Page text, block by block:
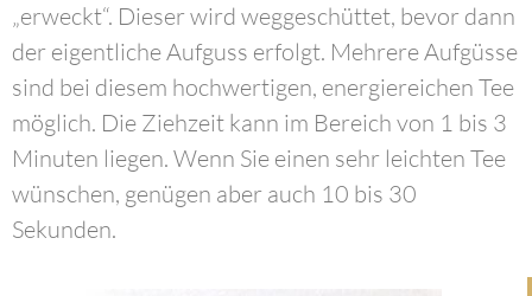
„erweckt“. Dieser wird weggeschüttet, bevor dann
der eigentliche Aufguss erfolgt. Mehrere Aufgüsse
sind bei diesem hochwertigen, energiereichen Tee
möglich. Die Ziehzeit kann im Bereich von 1 bis 3
Minuten liegen. Wenn Sie einen sehr leichten Tee
wünschen, genügen aber auch 10 bis 30
Sekunden.